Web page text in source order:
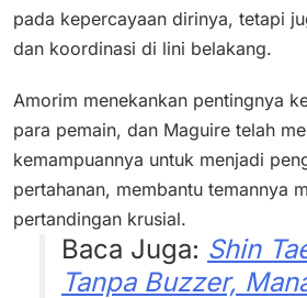
pada kepercayaan dirinya, tetapi
dan koordinasi di lini belakang.
Amorim menekankan pentingnya
para pemain, dan Maguire telah
kemampuannya untuk menjadi
pertahanan, membantu temannya
pertandingan krusial.
Baca Juga: Shin
Tanpa Buzzer,